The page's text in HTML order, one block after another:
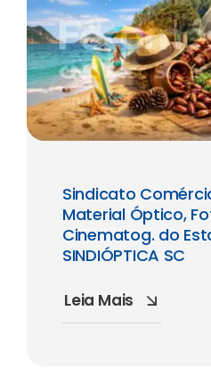
Sindicato
Material Óptico,
Cinematog. do
SINDIÓPTICA SC
Leia Mais